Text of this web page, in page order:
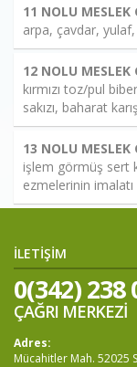
11 NOLU MESLEK
arpa, çavdar, yulaf,
12 NOLU MESLEK
kırmızı toz/pul
sakızı, baharat
13 NOLU MESLEK
işlem görmüş sert
ezmelerinin
İLETİŞİM
0(342) 238
ÇAĞRI MERKEZİ
Adres:
Mücahitler Mah. 52025